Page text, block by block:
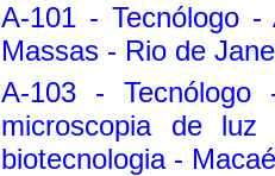
A-101 - Tecnólogo -
Massas - Rio de
A-103 -
microscopia de luz
biotecnologia -